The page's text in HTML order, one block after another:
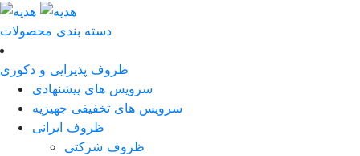
دسته بندی محصولات
ظروف پذیرایی و دکوری
سرویس های پیشنهادی
سرویس های تخفیفی جهیزیه
ظروف ایرانی
ظروف شرکتی